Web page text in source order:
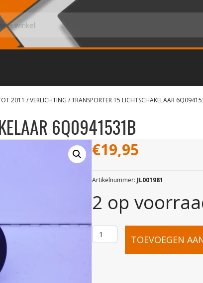
2011 /VERLICHTING / TRANSPORTER T5 LICHTSCHAKELAAR
6Q0941531B
€19,95
Artikelnummer: JL001981
2 op
TOEVOEGEN